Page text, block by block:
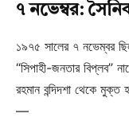
৭ নভেম্বর:
১৯৭৫ সালের ৭ নভেম্বর
“সিপাহী-জনতার বিপ্লব”
রহমান বন্দিদশা থেকে
—